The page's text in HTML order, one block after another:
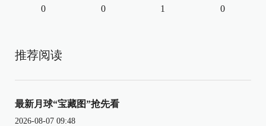
0 0 1 0
推荐阅读
最新月球“宝藏图”抢先看
2026-08-07 09:48